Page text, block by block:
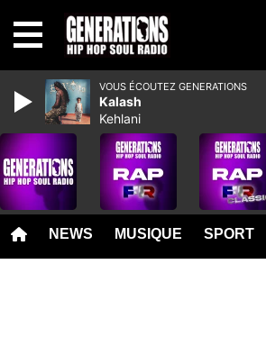
NEWS MUSIQUE SPORT
VOUS ÉCOUTEZ GENERATIONS
Kalash
Kehlani